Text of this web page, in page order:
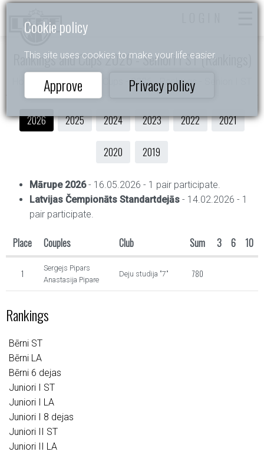
Cookie policy
This site uses cookies to make your life easier.
Approve Privacy policy
Rankings and Cups 2026 - Seniori I ST (Rankings)
- Rankings and Cups - 2026 - Rankings - Seniori I ST
2026 2025 2024 2023 2022 2021
2020 2019
Mārupe 2026- 16.05.2026 - 1 pair participate.
Latvijas Čempionāts Standartdejās - 14.02.2026 - 1
pair participate.
Place Couples Club Sum 3 6 10
1
Sergejs Pipars
Anastasija Pipare
Deju studija "7" 780
Rankings
Bērni ST
Bērni LA
Bērni 6 dejas
Juniori I ST
Juniori I LA
Juniori I 8 dejas
Juniori II ST
Juniori II LA